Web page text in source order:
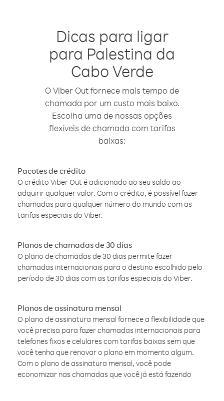
Dicas para ligar
para Palestina da
Cabo Verde
O Viber Out fornece mais tempo de
chamada por um custo mais baixo.
Escolha uma de nossas opções
flexíveis de chamada com tarifas
baixas:
Pacotes de crédito
O crédito Viber Out é adicionado ao seu saldo ao
adquirir qualquer valor. Com o crédito, é possível fazer
chamadas para qualquer número do mundo com as
tarifas especiais do Viber.
Planos de chamadas de 30 dias
O plano de chamadas de 30 dias permite fazer
chamadas internacionais para o destino escolhido pelo
período de 30 dias com as tarifas especiais do Viber.
Planos de assinatura mensal
O plano de assinatura mensal fornece a flexibilidade que
você precisa para fazer chamadas internacionais para
telefones fixos e celulares com tarifas baixas sem que
você tenha que renovar o plano em momento algum.
Com o plano de assinatura mensal, você pode
economizar nas chamadas que você já está fazendo